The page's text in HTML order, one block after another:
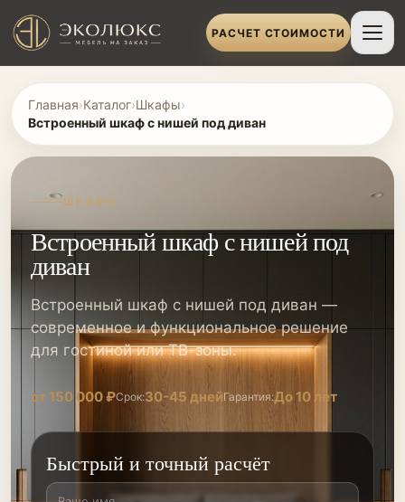
РАСЧЕТ СТОИМОСТИ
Главная›Каталог›Шкафы›
Встроенный шкаф с нишей под диван
ШКАФЫ
Встроенный шкаф с нишей под
диван
Встроенный шкаф с нишей под диван —
современное и функциональное решение
для гостиной или ТВ-зоны.
от 150 000 ₽Срок:30-45 днейГарантия:До 10 лет
Быстрый и точный расчёт